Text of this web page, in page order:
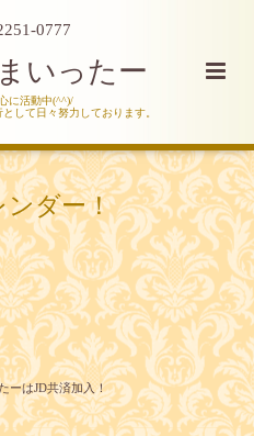
0777
いったー
に活動中(^^)/
して日々努力しております。
ンダー！
ーはJD共済加入！